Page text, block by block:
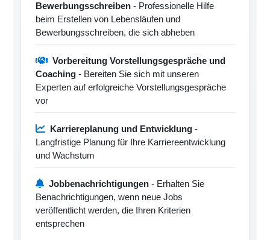
Bewerbungsschreiben - Professionelle Hilfe
beim Erstellen von Lebensläufen und
Bewerbungsschreiben, die sich abheben
Vorbereitung Vorstellungsgespräche und
Coaching - Bereiten Sie sich mit unseren
Experten auf erfolgreiche Vorstellungsgespräche
vor
Karriereplanung und Entwicklung -
Langfristige Planung für Ihre Karriereentwicklung
und Wachstum
Jobbenachrichtigungen - Erhalten Sie
Benachrichtigungen, wenn neue Jobs
veröffentlicht werden, die Ihren Kriterien
entsprechen